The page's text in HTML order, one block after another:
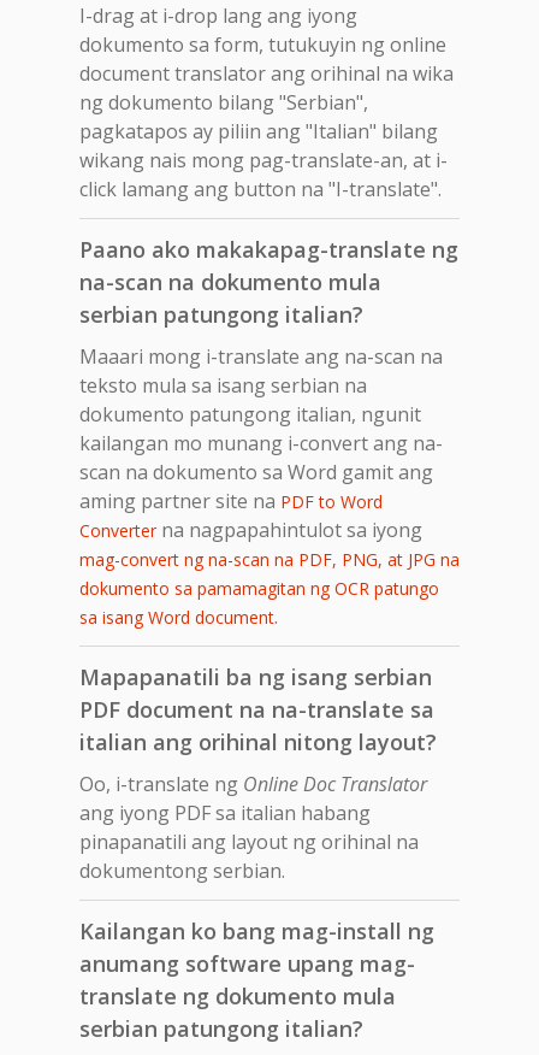
I-drag at i-drop lang ang iyong
dokumento sa form, tutukuyin ng online
document translator ang orihinal na wika
ng dokumento bilang "Serbian",
pagkatapos ay piliin ang "Italian" bilang
wikang nais mong pag-translate-an, at i-
click lamang ang button na "I-translate".
Paano ako makakapag-translate ng
na-scan na dokumento mula
serbian patungong italian?
Maaari mong i-translate ang na-scan na
teksto mula sa isang serbian na
dokumento patungong italian, ngunit
kailangan mo munang i-convert ang na-
scan na dokumento sa Word gamit ang
aming partner site na PDF to Word
Converterna nagpapahintulot sa iyong
mag-convert ng na-scan na PDF, PNG, at JPG na
dokumento sa pamamagitan ng OCR patungo
sa isang Word document.
Mapapanatili ba ng isang serbian
PDF document na na-translate sa
italian ang orihinal nitong layout?
Oo, i-translate ng Online Doc Translator
ang iyong PDF sa italian habang
pinapanatili ang layout ng orihinal na
dokumentong serbian.
Kailangan ko bang mag-install ng
anumang software upang mag-
translate ng dokumento mula
serbian patungong italian?